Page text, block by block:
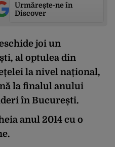
Urmărește-ne în
Discover
joi un
al optulea din
la nivel național,
la finalul anului
în București.
anul 2014 cu o